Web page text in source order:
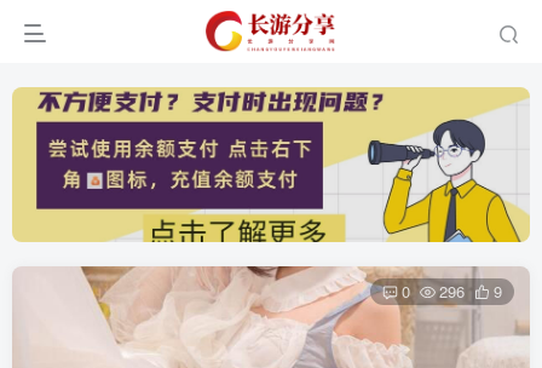
0 296 9